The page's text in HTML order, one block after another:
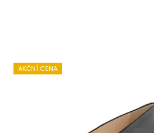
AKČNÍ CENA